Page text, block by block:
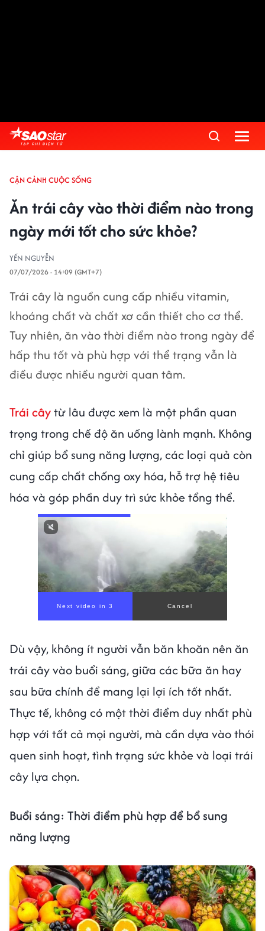
CẬN CẢNH CUỘC SỐNG
Ăn trái cây vào thời điểm nào trong
ngày mới tốt cho sức khỏe?
YẾN NGUYỄN
07/07/2026 - 14:09 (GMT+7)
Trái cây là nguồn cung cấp nhiều vitamin,
khoáng chất và chất xơ cần thiết cho cơ thể.
Tuy nhiên, ăn vào thời điểm nào trong ngày để
hấp thu tốt và phù hợp với thể trạng vẫn là
điều được nhiều người quan tâm.
Trái câytừ lâu được xem là một phần quan
trọng trong chế độ ăn uống lành mạnh. Không
chỉ giúp bổ sung năng lượng, các loại quả còn
cung cấp chất chống oxy hóa, hỗ trợ hệ tiêu
hóa và góp phần duy trì sức khỏe tổng thể.
Next video in 1 Cancel
Dù vậy, không ít người vẫn băn khoăn nên ăn
trái cây vào buổi sáng, giữa các bữa ăn hay
sau bữa chính để mang lại lợi ích tốt nhất.
Thực tế, không có một thời điểm duy nhất phù
hợp với tất cả mọi người, mà cần dựa vào thói
quen sinh hoạt, tình trạng sức khỏe và loại trái
cây lựa chọn.
Buổi sáng: Thời điểm phù hợp để bổ sung
năng lượng